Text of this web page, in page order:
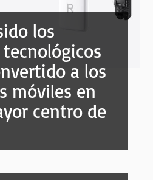
los
a los
móviles en
centro de